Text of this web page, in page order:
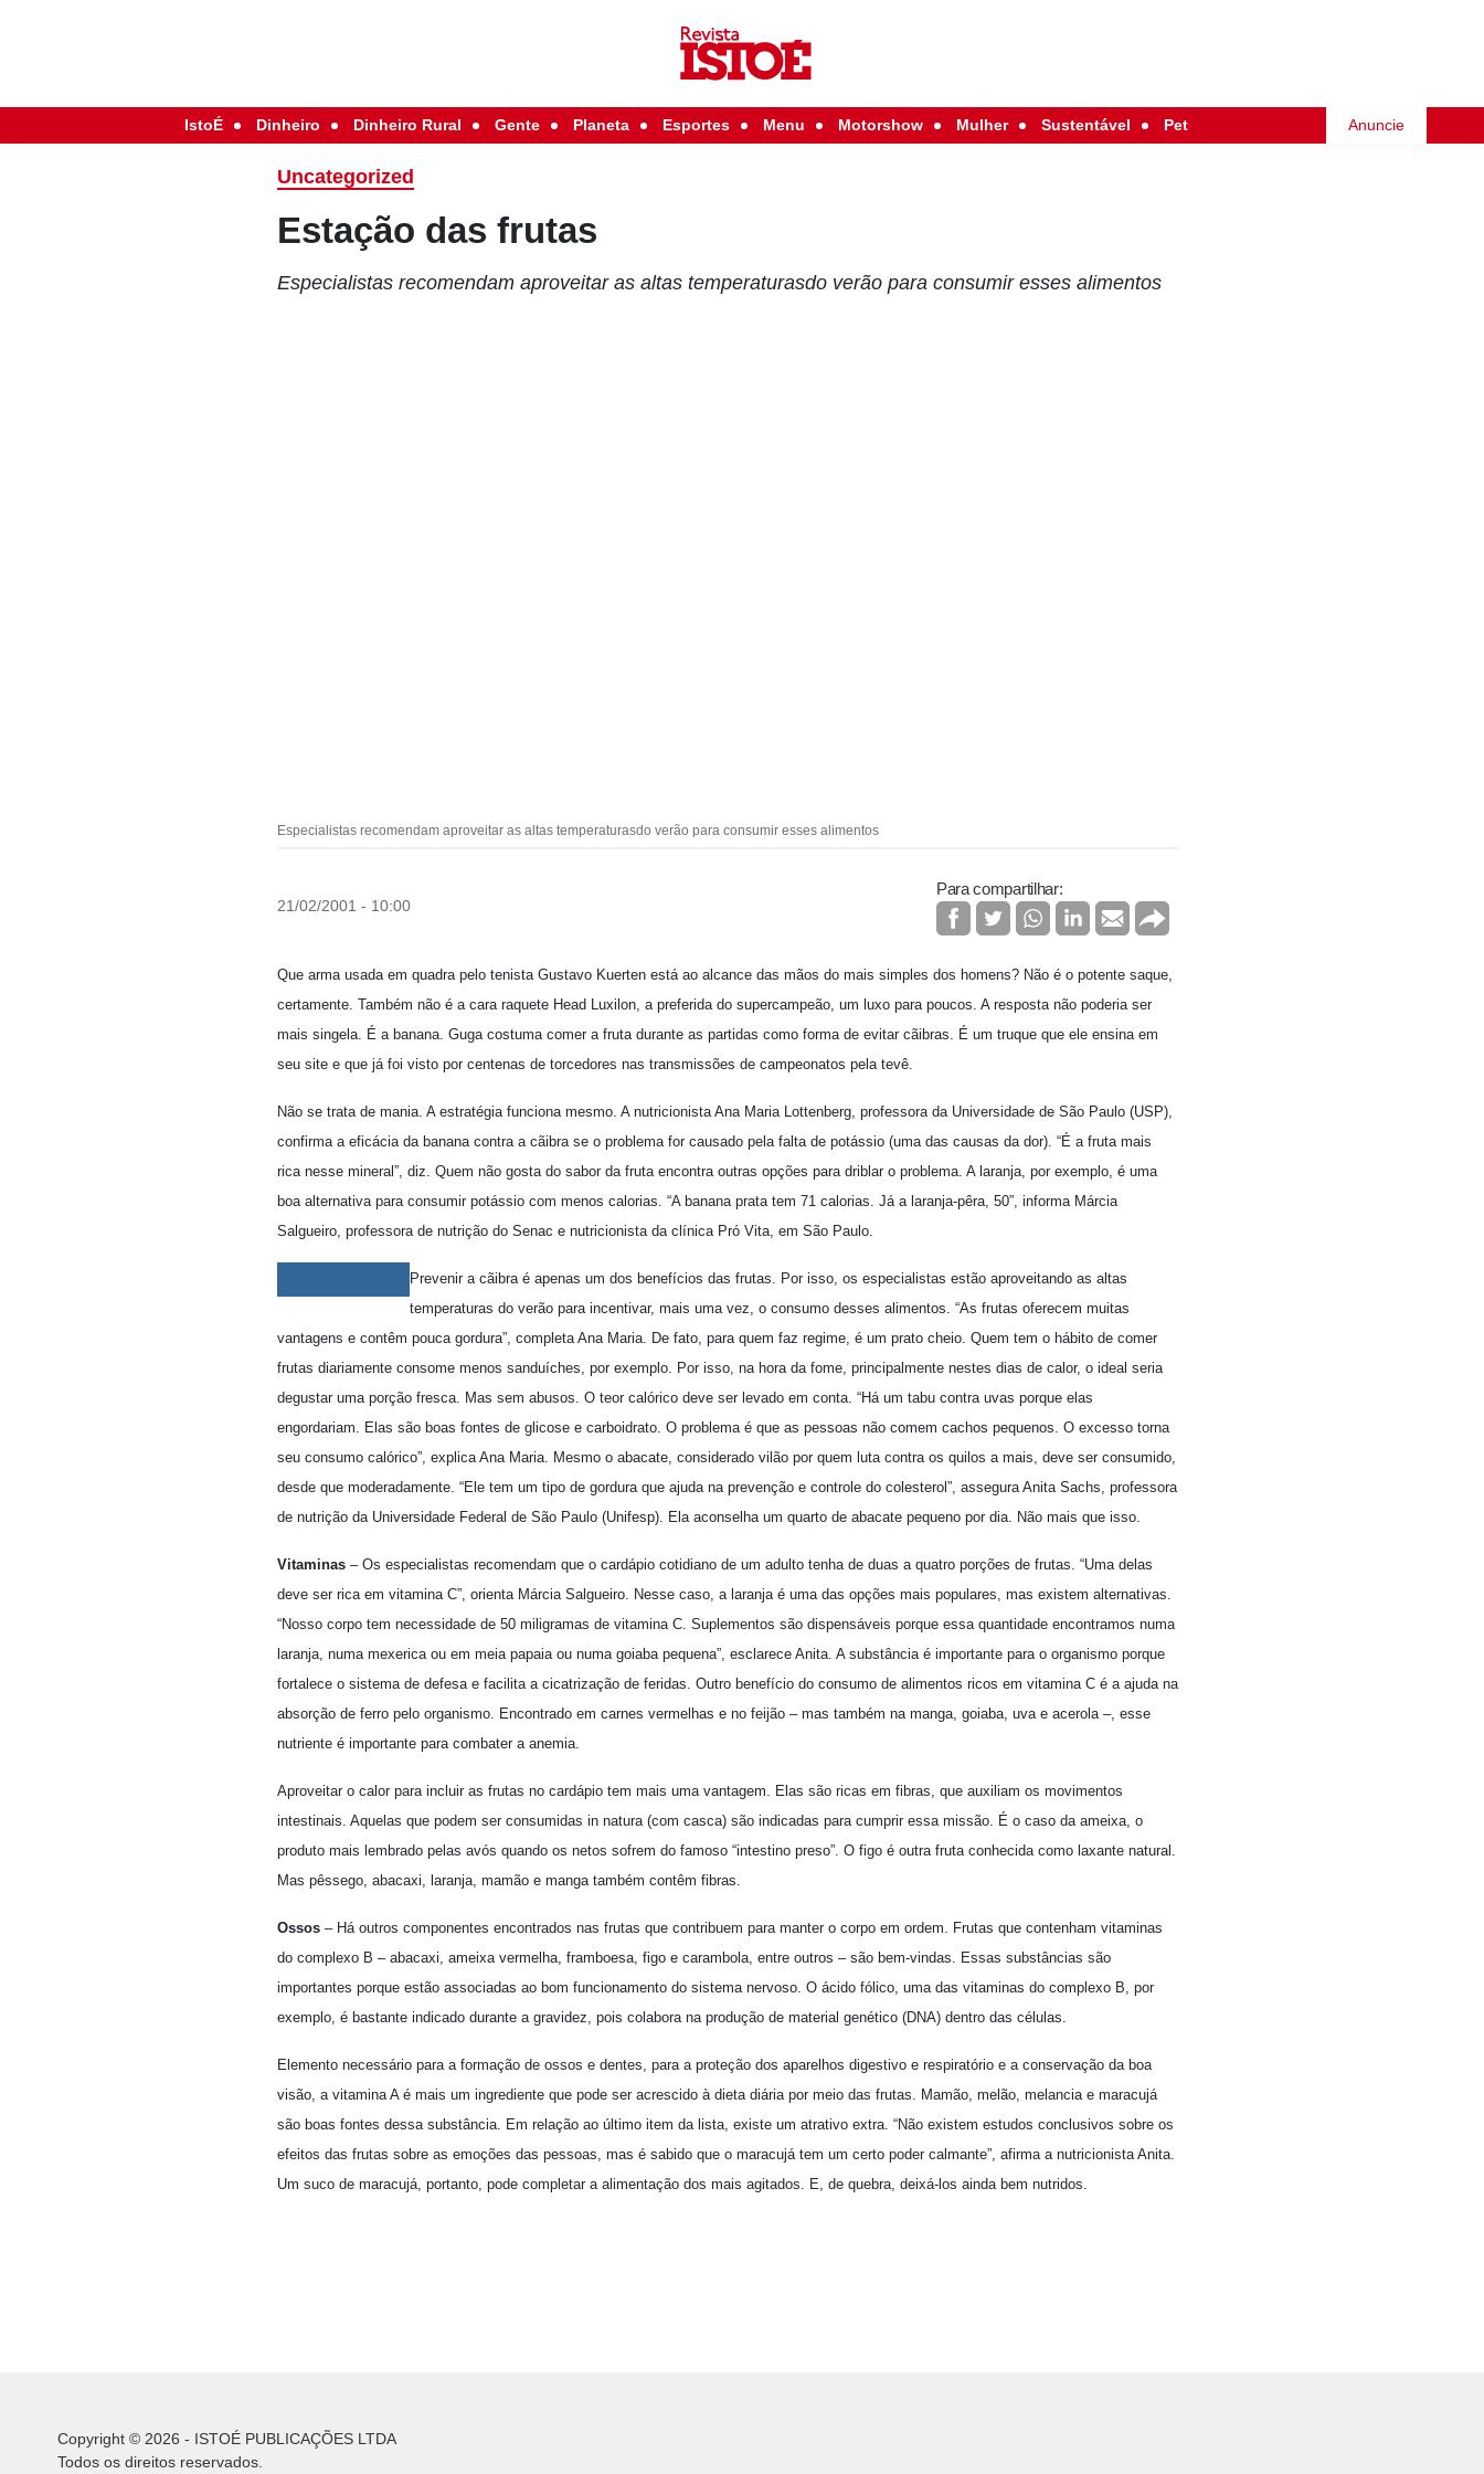
IstoÉ Dinheiro Dinheiro Rural Gente Planeta Esportes Menu Motorshow Mulher Sustentável Pet Anuncie
Uncategorized
Estação das frutas
Especialistas recomendam aproveitar as altas temperaturasdo verão para consumir esses alimentos
Especialistas recomendam aproveitar as altas temperaturasdo verão para consumir esses alimentos
21/02/2001 - 10:00
Para compartilhar:
Que arma usada em quadra pelo tenista Gustavo Kuerten está ao alcance das mãos do mais simples dos homens? Não é o potente saque,
certamente. Também não é a cara raquete Head Luxilon, a preferida do supercampeão, um luxo para poucos. A resposta não poderia ser
mais singela. É a banana. Guga costuma comer a fruta durante as partidas como forma de evitar cãibras. É um truque que ele ensina em
seu site e que já foi visto por centenas de torcedores nas transmissões de campeonatos pela tevê.
Não se trata de mania. A estratégia funciona mesmo. A nutricionista Ana Maria Lottenberg, professora da Universidade de São Paulo (USP),
confirma a eficácia da banana contra a cãibra se o problema for causado pela falta de potássio (uma das causas da dor). “É a fruta mais
rica nesse mineral”, diz. Quem não gosta do sabor da fruta encontra outras opções para driblar o problema. A laranja, por exemplo, é uma
boa alternativa para consumir potássio com menos calorias. “A banana prata tem 71 calorias. Já a laranja-pêra, 50”, informa Márcia
Salgueiro, professora de nutrição do Senac e nutricionista da clínica Pró Vita, em São Paulo.
Prevenir a cãibra é apenas um dos benefícios das frutas. Por isso, os especialistas estão aproveitando as altas
temperaturas do verão para incentivar, mais uma vez, o consumo desses alimentos. “As frutas oferecem muitas
vantagens e contêm pouca gordura”, completa Ana Maria. De fato, para quem faz regime, é um prato cheio. Quem tem o hábito de comer
frutas diariamente consome menos sanduíches, por exemplo. Por isso, na hora da fome, principalmente nestes dias de calor, o ideal seria
degustar uma porção fresca. Mas sem abusos. O teor calórico deve ser levado em conta. “Há um tabu contra uvas porque elas
engordariam. Elas são boas fontes de glicose e carboidrato. O problema é que as pessoas não comem cachos pequenos. O excesso torna
seu consumo calórico”, explica Ana Maria. Mesmo o abacate, considerado vilão por quem luta contra os quilos a mais, deve ser consumido,
desde que moderadamente. “Ele tem um tipo de gordura que ajuda na prevenção e controle do colesterol”, assegura Anita Sachs, professora
de nutrição da Universidade Federal de São Paulo (Unifesp). Ela aconselha um quarto de abacate pequeno por dia. Não mais que isso.
Vitaminas – Os especialistas recomendam que o cardápio cotidiano de um adulto tenha de duas a quatro porções de frutas. “Uma delas
deve ser rica em vitamina C”, orienta Márcia Salgueiro. Nesse caso, a laranja é uma das opções mais populares, mas existem alternativas.
“Nosso corpo tem necessidade de 50 miligramas de vitamina C. Suplementos são dispensáveis porque essa quantidade encontramos numa
laranja, numa mexerica ou em meia papaia ou numa goiaba pequena”, esclarece Anita. A substância é importante para o organismo porque
fortalece o sistema de defesa e facilita a cicatrização de feridas. Outro benefício do consumo de alimentos ricos em vitamina C é a ajuda na
absorção de ferro pelo organismo. Encontrado em carnes vermelhas e no feijão – mas também na manga, goiaba, uva e acerola –, esse
nutriente é importante para combater a anemia.
Aproveitar o calor para incluir as frutas no cardápio tem mais uma vantagem. Elas são ricas em fibras, que auxiliam os movimentos
intestinais. Aquelas que podem ser consumidas in natura (com casca) são indicadas para cumprir essa missão. É o caso da ameixa, o
produto mais lembrado pelas avós quando os netos sofrem do famoso “intestino preso”. O figo é outra fruta conhecida como laxante natural.
Mas pêssego, abacaxi, laranja, mamão e manga também contêm fibras.
Ossos – Há outros componentes encontrados nas frutas que contribuem para manter o corpo em ordem. Frutas que contenham vitaminas
do complexo B – abacaxi, ameixa vermelha, framboesa, figo e carambola, entre outros – são bem-vindas. Essas substâncias são
importantes porque estão associadas ao bom funcionamento do sistema nervoso. O ácido fólico, uma das vitaminas do complexo B, por
exemplo, é bastante indicado durante a gravidez, pois colabora na produção de material genético (DNA) dentro das células.
Elemento necessário para a formação de ossos e dentes, para a proteção dos aparelhos digestivo e respiratório e a conservação da boa
visão, a vitamina A é mais um ingrediente que pode ser acrescido à dieta diária por meio das frutas. Mamão, melão, melancia e maracujá
são boas fontes dessa substância. Em relação ao último item da lista, existe um atrativo extra. “Não existem estudos conclusivos sobre os
efeitos das frutas sobre as emoções das pessoas, mas é sabido que o maracujá tem um certo poder calmante”, afirma a nutricionista Anita.
Um suco de maracujá, portanto, pode completar a alimentação dos mais agitados. E, de quebra, deixá-los ainda bem nutridos.
Copyright © 2026 - ISTOÉ PUBLICAÇÕES LTDA
Todos os direitos reservados.